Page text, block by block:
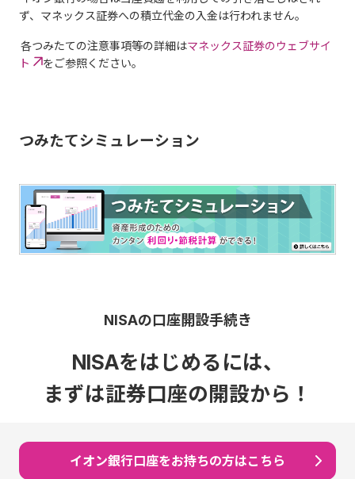
ず、マネックス証券への積立代金の入金は行われません。
各つみたての注意事項等の詳細はマネックス証券のウェブサイ
ト
をご参照ください。
つみたてシミュレーション
NISAの口座開設手続き
NISAをはじめるには、
まずは証券口座の開設から！
イオン銀行口座をお持ちの方はこちら